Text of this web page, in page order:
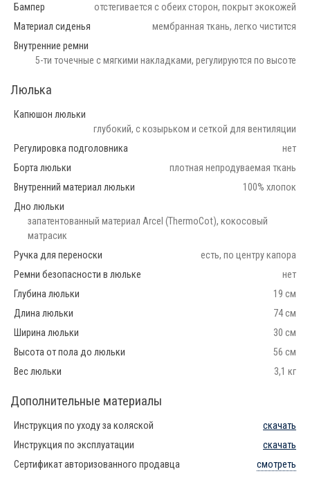
Бампер
отстегивается с обеих сторон, покрыт экокожей
Материал сиденья
мембранная ткань, легко чистится
Внутренние ремни
5-ти точечные с мягкими накладками, регулируются по высоте
Люлька
Капюшон люльки
глубокий, с козырьком и сеткой для вентиляции
Регулировка подголовника
нет
Борта люльки
плотная непродуваемая ткань
Внутренний материал люльки
100% хлопок
Дно люльки
запатентованный материал Arcel (ThermoCot), кокосовый
матрасик
Ручка для переноски
есть, по центру капора
Ремни безопасности в люльке
нет
Глубина люльки
19 см
Длина люльки
74 см
Ширина люльки
30 см
Высота от пола до люльки
56 см
Вес люльки
3,1 кг
Дополнительные материалы
Инструкция по уходу за коляской
скачать
Инструкция по эксплуатации
скачать
Сертификат авторизованного продавца
смотреть